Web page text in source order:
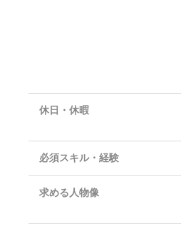
休日・休暇
必須スキル・経験
求める人物像